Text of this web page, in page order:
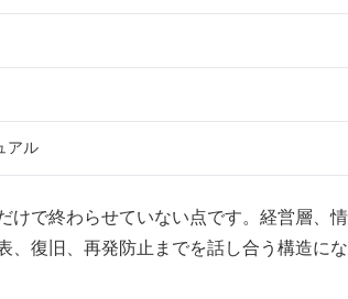
アル
けで終わらせていない点です。経営層、
、復旧、再発防止までを話し合う構造に